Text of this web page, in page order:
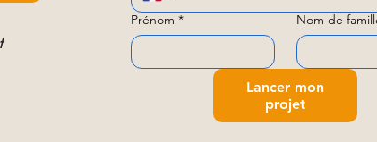
Prénom * Nom de
Lancer mon
projet